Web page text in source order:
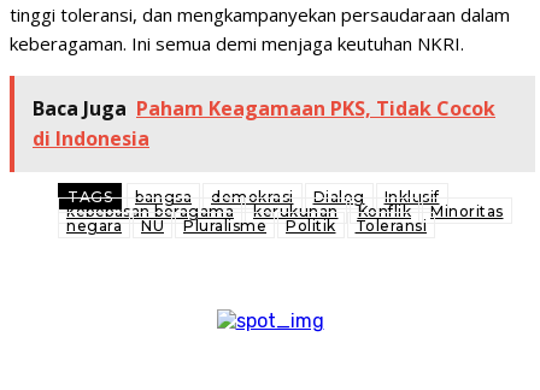
tinggi toleransi, dan mengkampanyekan persaudaraan dalam
keberagaman. Ini semua demi menjaga keutuhan NKRI.
Baca Juga Paham Keagamaan PKS, Tidak Cocok
di Indonesia
TAGS bangsa demokrasi Dialog
Inklusif
kebebasan beragama
kerukunan Konflik
Minoritas
negara
NU Pluralisme Politik Toleransi